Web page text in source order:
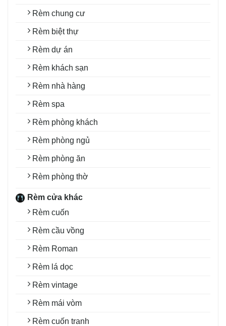
Rèm chung cư
Rèm biệt thự
Rèm dự án
Rèm khách sạn
Rèm nhà hàng
Rèm spa
Rèm phòng khách
Rèm phòng ngủ
Rèm phòng ăn
Rèm phòng thờ
Rèm cửa khác
Rèm cuốn
Rèm cầu vồng
Rèm Roman
Rèm lá dọc
Rèm vintage
Rèm mái vòm
Rèm cuốn tranh